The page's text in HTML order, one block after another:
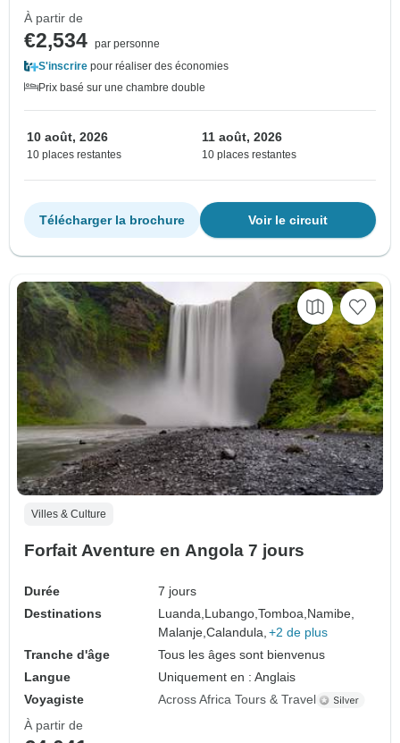
À partir de
€2,534 par personne
S'inscrire pour réaliser des économies
Prix basé sur une chambre double
10 août, 2026
10 places restantes
11 août, 2026
10 places restantes
Voir le circuit
Télécharger la brochure
Villes & Culture
Forfait Aventure en Angola 7 jours
Durée
7 jours
Destinations
Luanda, Lubango,Tomboa, Namibe,
Malanje,Calandula, +2 de plus
Tranche d'âge
Tous les âges sont bienvenus
Langue
Uniquement en : Anglais
Voyagiste
Across Africa Tours & Travel
À partir de